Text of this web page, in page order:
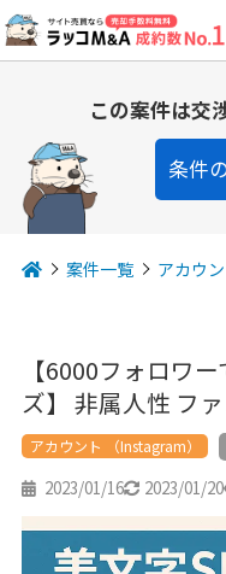
この案件は交
条件
案件一覧 アカウ
【6000フォロワ
ズ】 非属人性 フ
アカウント （Instagram）
2023/01/16 2023/01/20